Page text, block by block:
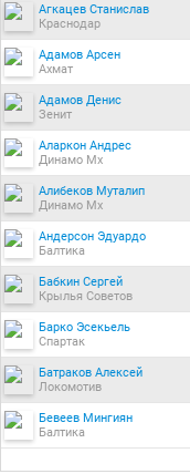
Агкацев Станислав
Краснодар
Адамов Арсен
Ахмат
Адамов Денис
Зенит
Аларкон Андрес
Динамо Мх
Алибеков Муталип
Динамо Мх
Андерсон Эдуардо
Балтика
Бабкин Сергей
Крылья Советов
Барко Эсекьель
Спартак
Батраков Алексей
Локомотив
Бевеев Мингиян
Балтика